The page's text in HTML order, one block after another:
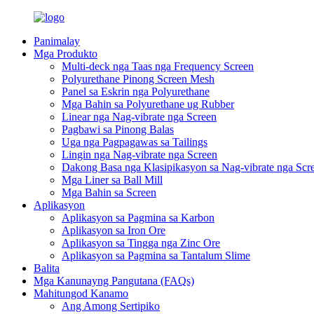
Panimalay
Mga Produkto
Multi-deck nga Taas nga Frequency Screen
Polyurethane Pinong Screen Mesh
Panel sa Eskrin nga Polyurethane
Mga Bahin sa Polyurethane ug Rubber
Linear nga Nag-vibrate nga Screen
Pagbawi sa Pinong Balas
Uga nga Pagpagawas sa Tailings
Lingin nga Nag-vibrate nga Screen
Dakong Basa nga Klasipikasyon sa Nag-vibrate nga
Mga Liner sa Ball Mill
Mga Bahin sa Screen
Aplikasyon
Aplikasyon sa Pagmina sa Karbon
Aplikasyon sa Iron Ore
Aplikasyon sa Tingga nga Zinc Ore
Aplikasyon sa Pagmina sa Tantalum Slime
Balita
Mga Kanunayng Pangutana (FAQs)
Mahitungod Kanamo
Ang Among Sertipiko